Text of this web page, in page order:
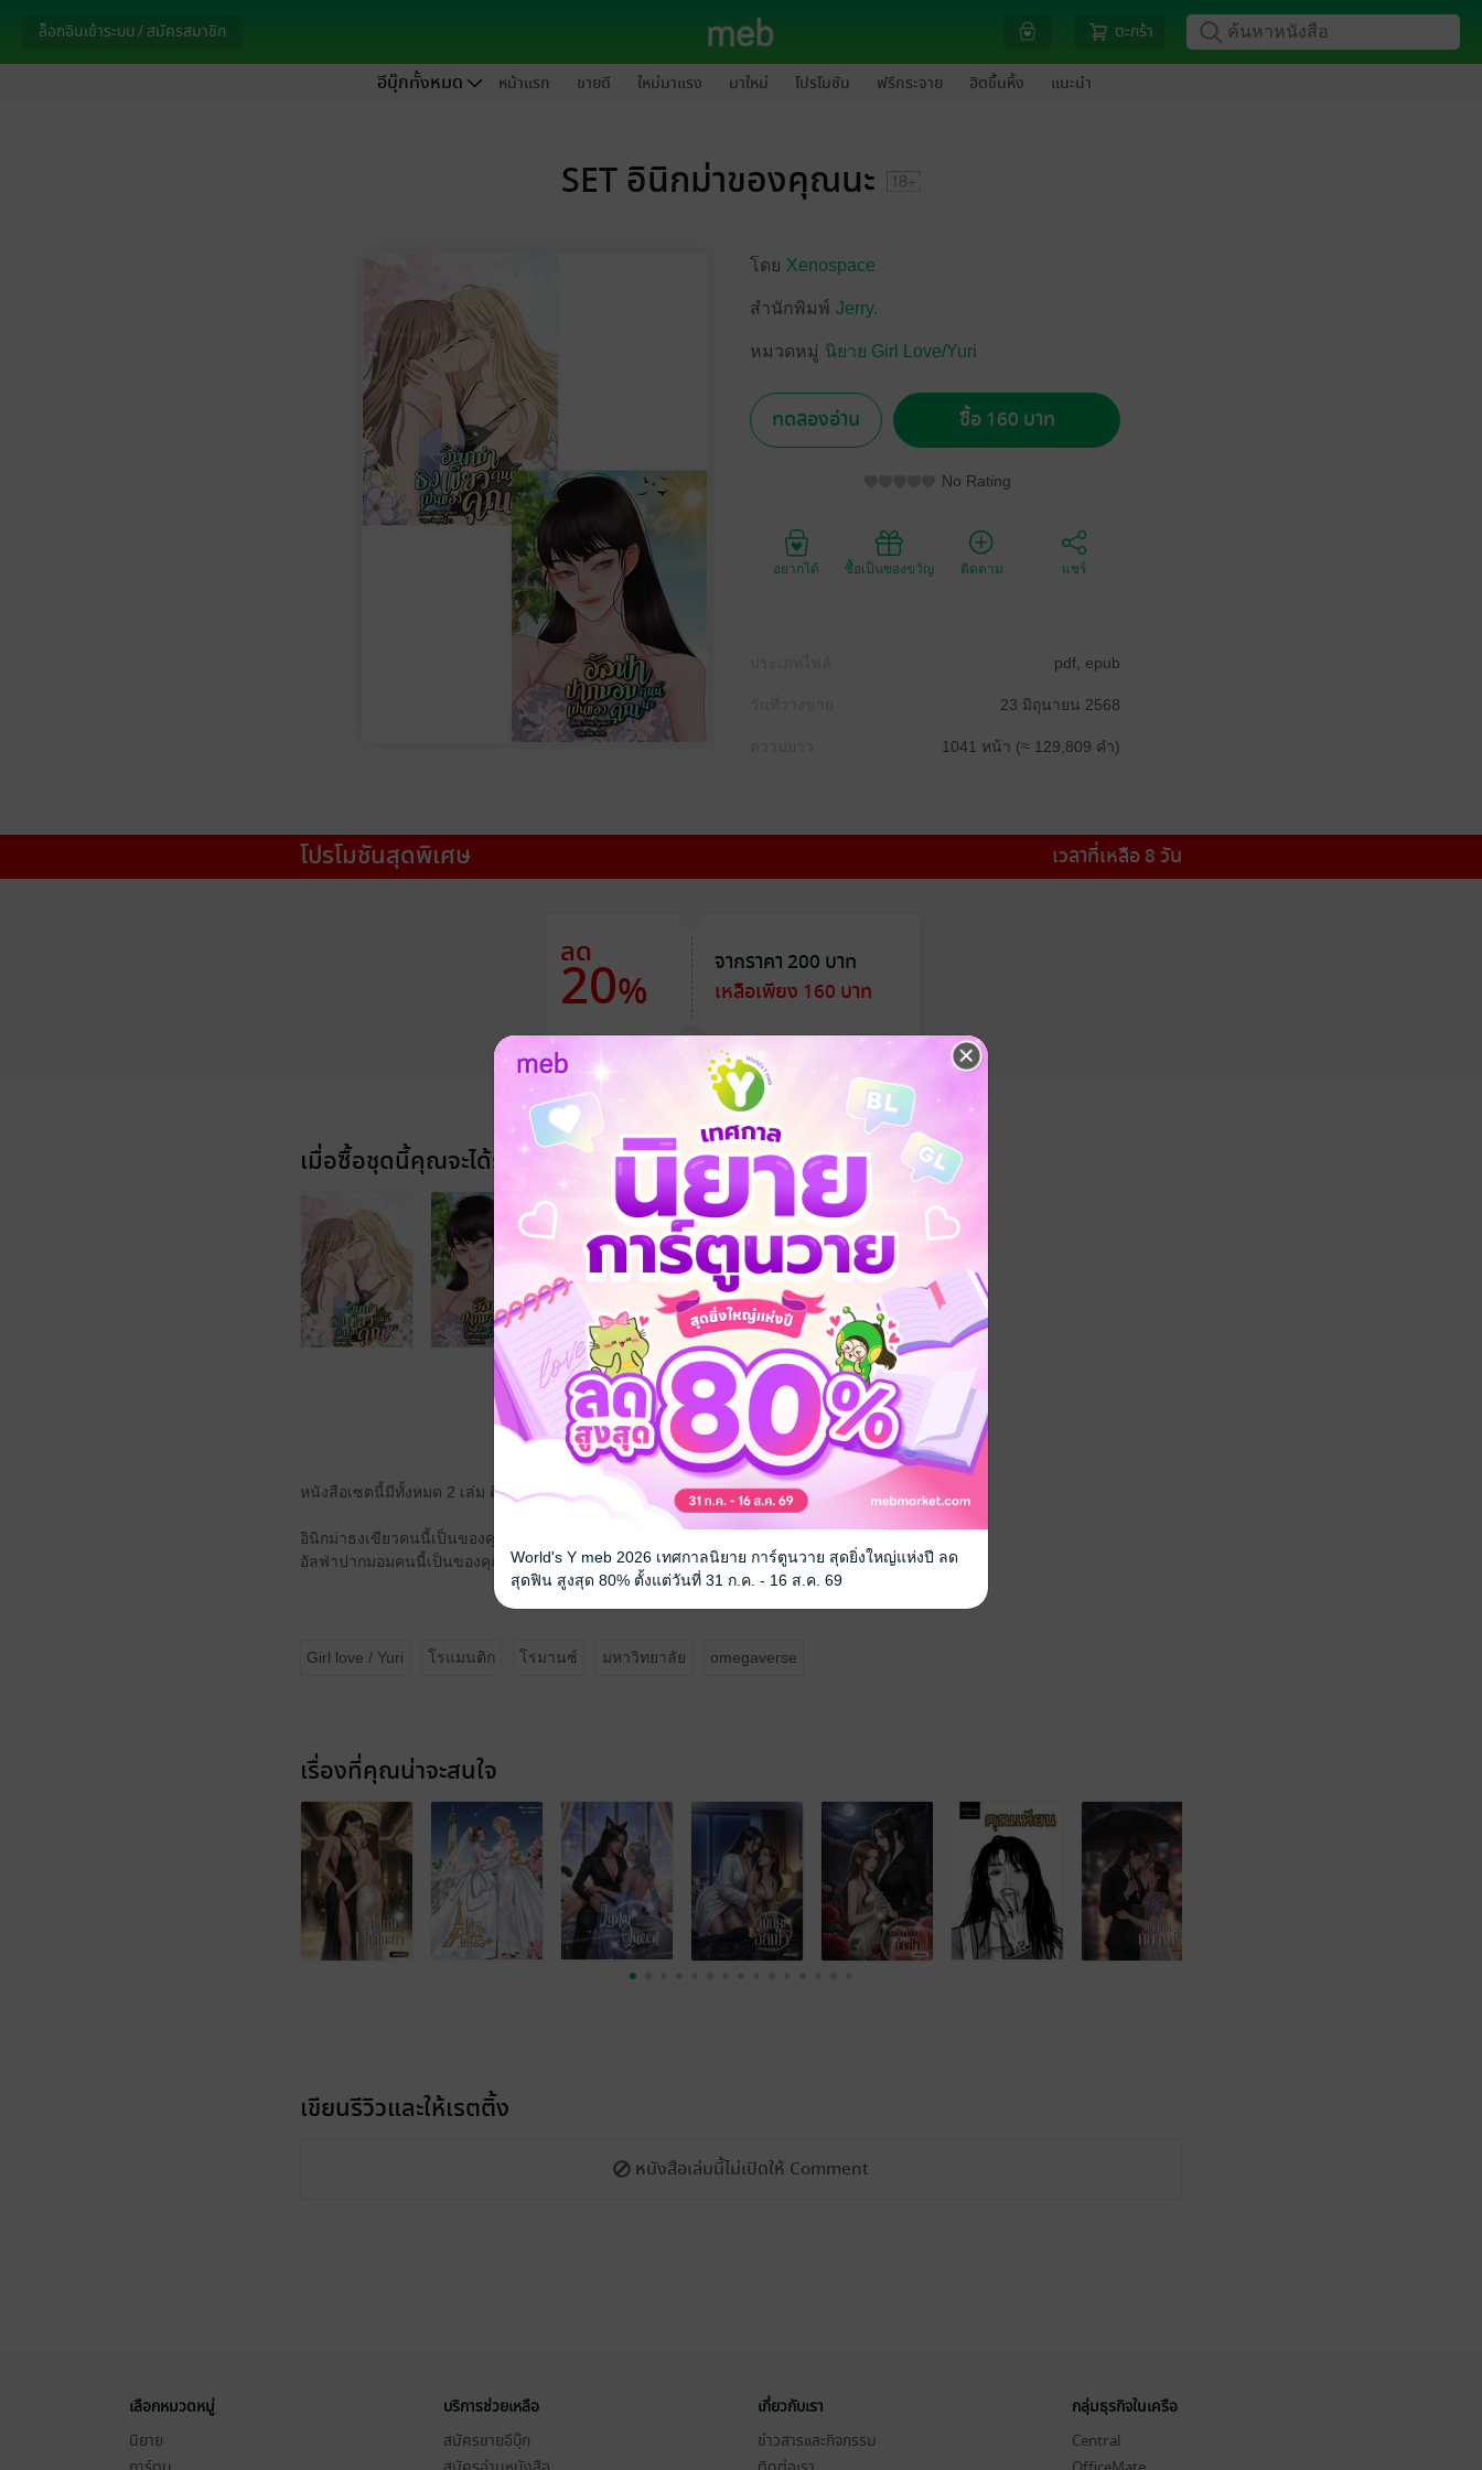
ล็อกอินเข้าระบบ / สมัครสมาชิก ตะกร้า
อีบุ๊กทั้งหมด หน้าแรก ขายดี ใหม่มาแรง มาใหม่ โปรโมชัน ฟรีกระจาย ฮิตขึ้นหิ้ง แนะนำ
SET อินิกม่าของคุณนะ
โดย Xenospace
สำนักพิมพ์ Jerry.
หมวดหมู่ นิยาย Girl Love/Yuri
ทดลองอ่าน ซื้อ 160 บาท
No Rating
อยากได้ ซื้อเป็นของขวัญ ติดตาม แชร์
pdf, epub
23 มิถุนายน 2568
1041 หน้า (≈ 129,809 คำ)
โปรโมชันสุดพิเศษ เวลาที่เหลือ 8 วัน
ลด
20%
จากราคา 200 บาท
เหลือเพียง 160 บาท
เมื่อซื้อชุดนี้คุณจะได้รับ
หนังสือเซตนี้มีทั้งหมด 2 เล่ม คือ
อินิกม่าธงเขียวคนนี้เป็นของคุณนะ
อัลฟ่าปากมอมคนนี้เป็นของคุณนะ
Girl love / Yuri โรแมนติก โรมานซ์ มหาวิทยาลัย omegaverse
เรื่องที่คุณน่าจะสนใจ
เขียนรีวิวและให้เรตติ้ง
หนังสือเล่มนี้ไม่เปิดให้ Comment
เลือกหมวดหมู่
นิยาย
บริการช่วยเหลือ
สมัครขายอีบุ๊ก
เกี่ยวกับเรา
ข่าวสารและกิจกรรม
กลุ่มธุรกิจในเครือ
Central
World's Y meb 2026 เทศกาลนิยาย การ์ตูนวาย สุดยิ่งใหญ่แห่งปี ลด
สุดฟิน สูงสุด 80% ตั้งแต่วันที่ 31 ก.ค. - 16 ส.ค. 69